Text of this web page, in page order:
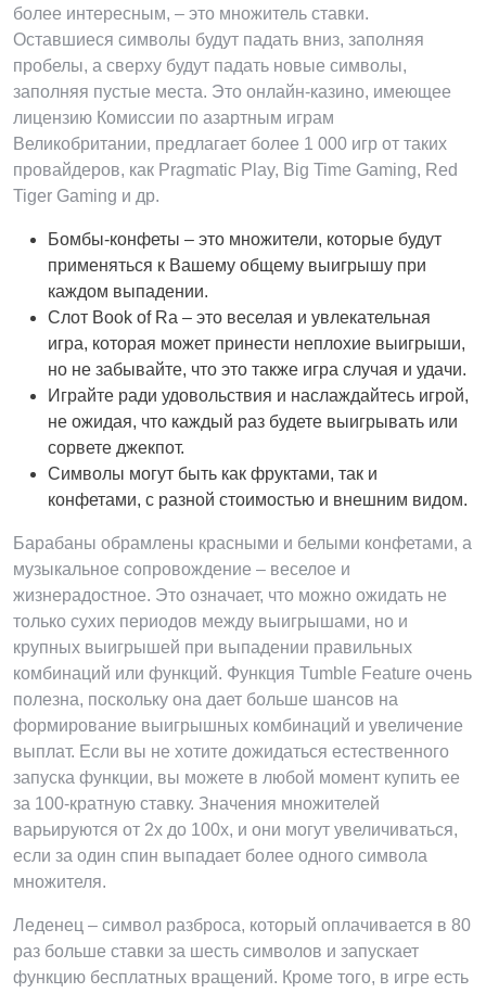
более интересным, – это множитель ставки.
Оставшиеся символы будут падать вниз, заполняя
пробелы, а сверху будут падать новые символы,
заполняя пустые места. Это онлайн-казино, имеющее
лицензию Комиссии по азартным играм
Великобритании, предлагает более 1 000 игр от таких
провайдеров, как Pragmatic Play, Big Time Gaming, Red
Tiger Gaming и др.
Бомбы-конфеты – это множители, которые будут
применяться к Вашему общему выигрышу при
каждом выпадении.
Слот Book of Ra – это веселая и увлекательная
игра, которая может принести неплохие выигрыши,
но не забывайте, что это также игра случая и удачи.
Играйте ради удовольствия и наслаждайтесь игрой,
не ожидая, что каждый раз будете выигрывать или
сорвете джекпот.
Символы могут быть как фруктами, так и
конфетами, с разной стоимостью и внешним видом.
Барабаны обрамлены красными и белыми конфетами, а
музыкальное сопровождение – веселое и
жизнерадостное. Это означает, что можно ожидать не
только сухих периодов между выигрышами, но и
крупных выигрышей при выпадении правильных
комбинаций или функций. Функция Tumble Feature очень
полезна, поскольку она дает больше шансов на
формирование выигрышных комбинаций и увеличение
выплат. Если вы не хотите дожидаться естественного
запуска функции, вы можете в любой момент купить ее
за 100-кратную ставку. Значения множителей
варьируются от 2x до 100x, и они могут увеличиваться,
если за один спин выпадает более одного символа
множителя.
Леденец – символ разброса, который оплачивается в 80
раз больше ставки за шесть символов и запускает
функцию бесплатных вращений. Кроме того, в игре есть